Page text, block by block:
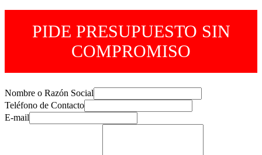
PIDE PRESUPUESTO SIN
COMPROMISO
Nombre o Razón Social
Teléfono de Contacto
E-mail